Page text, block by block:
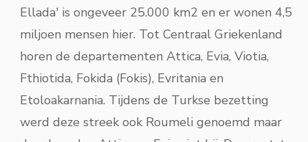
Ellada' is ongeveer 25.000 km2 en er wonen 4,5
miljoen mensen hier. Tot Centraal Griekenland
horen de departementen Attica, Evia, Viotia,
Fthiotida, Fokida (Fokis), Evritania en
Etoloakarnania. Tijdens de Turkse bezetting
werd deze streek ook Roumeli genoemd maar